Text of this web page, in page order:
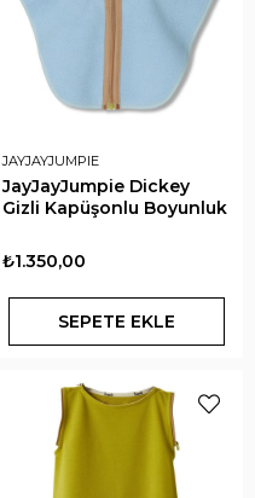
JAYJAYJUMPIE
JayJayJumpie Dickey
Gizli Kapüşonlu Boyunluk
₺1.350,00
SEPETE EKLE